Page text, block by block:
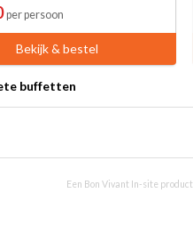
per persoon
Bekijk & bestel
buffetten
Een Bon Vivant In-site product